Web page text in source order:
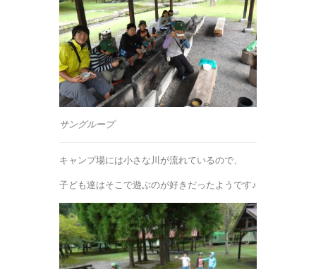
サングループ
キャンプ場には小さな川が流れているので、
子ども達はそこで遊ぶのが好きだったようです♪